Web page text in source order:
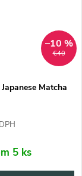
€40
–10 %
Matcha
5 ks